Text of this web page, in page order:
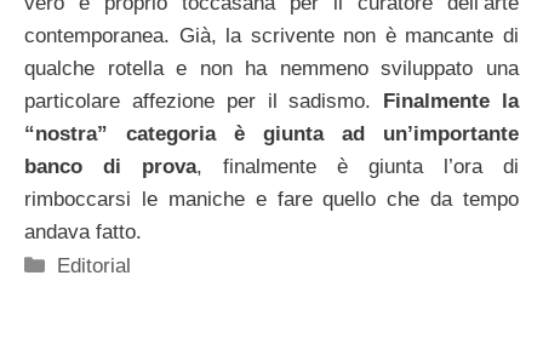
contemporanea. Già, la scrivente non è mancante di
qualche rotella e non ha nemmeno sviluppato una
particolare affezione per il sadismo. Finalmente la
“nostra” categoria è giunta ad un’importante
banco di prova, finalmente è giunta l’ora di
rimboccarsi le maniche e fare quello che da tempo
andava fatto.
Categorie
Editorial